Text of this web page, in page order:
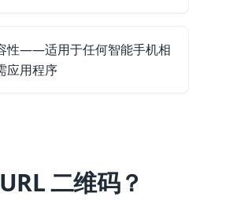
性——适用于任何智能手机相
应用程序
二维码？